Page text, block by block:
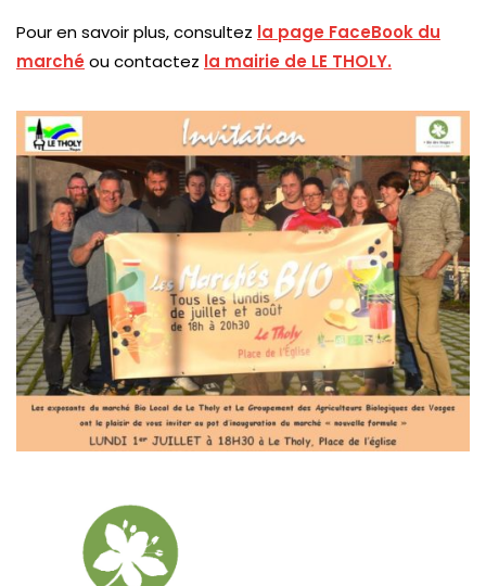
Pour en savoir plus, consultez la page FaceBook du
marché ou contactez la mairie de LE THOLY.